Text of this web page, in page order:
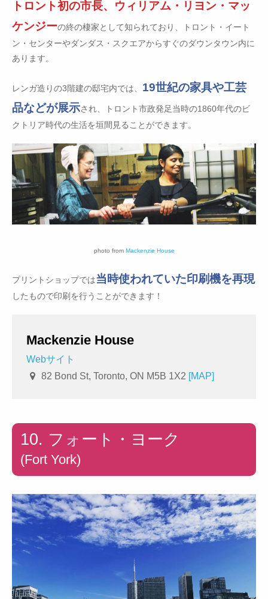
トロント初の市長、ウィリアム・リヨン・マッ
ケンジーの終の棲家として知られており、トロント・イート
ン・センターやダンダス・スクエアからすぐのダウンタウン内に
あります。
レンガ造りの3階建の邸宅内では、 19世紀の家具や工芸
品などが展示され、トロント市政発足当時の1860年代のビ
クトリア時代の生活を垣間見ることができます。
photo from Mackenzie House
プリントショップでは当時使われていた印刷機を再現
したもので印刷を行うことができます！
Mackenzie House
Webサイト
82 Bond St, Toronto, ON M5B 1X2 [MAP]
10. フォート・ヨーク
(Fort York)